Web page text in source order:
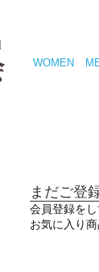
WOMEN
まだご登
会員登録を
お気に入り